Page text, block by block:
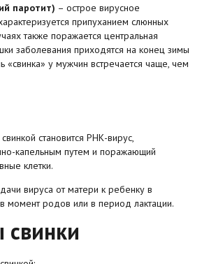
паротит) – острое вирусное
припуханием слюнных
также поражается центральная
заболевания приходятся на конец зимы
«свинка» у мужчин встречается чаще, чем
становится РНК-вирус,
капельным путем и поражающий
клетки.
вируса от матери к ребенку в
момент родов или в период лактации.